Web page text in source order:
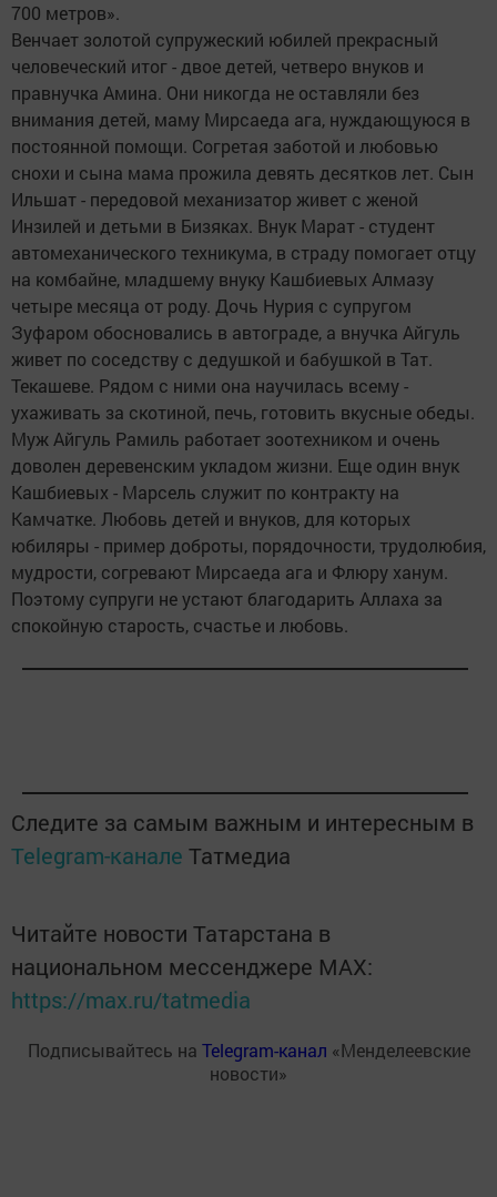
700 метров».
Венчает золотой супружеский юбилей прекрасный
человеческий итог - двое детей, четверо внуков и
правнучка Амина. Они никогда не оставляли без
внимания детей, маму Мирсаеда ага, нуждающуюся в
постоянной помощи. Согретая заботой и любовью
снохи и сына мама прожила девять десятков лет. Сын
Ильшат - передовой механизатор живет с женой
Инзилей и детьми в Бизяках. Внук Марат - студент
автомеханического техникума, в страду помогает отцу
на комбайне, младшему внуку Кашбиевых Алмазу
четыре месяца от роду. Дочь Нурия с супругом
Зуфаром обосновались в автограде, а внучка Айгуль
живет по соседству с дедушкой и бабушкой в Тат.
Текашеве. Рядом с ними она научилась всему -
ухаживать за скотиной, печь, готовить вкусные обеды.
Муж Айгуль Рамиль работает зоотехником и очень
доволен деревенским укладом жизни. Еще один внук
Кашбиевых - Марсель служит по контракту на
Камчатке. Любовь детей и внуков, для которых
юбиляры - пример доброты, порядочности, трудолюбия,
мудрости, согревают Мирсаеда ага и Флюру ханум.
Поэтому супруги не устают благодарить Аллаха за
спокойную старость, счастье и любовь.
Следите за самым важным и интересным в
Telegram-канале Татмедиа
Читайте новости Татарстана в
национальном мессенджере MАХ:
https://max.ru/tatmedia
Подписывайтесь на Telegram-канал «Менделеевские
новости»